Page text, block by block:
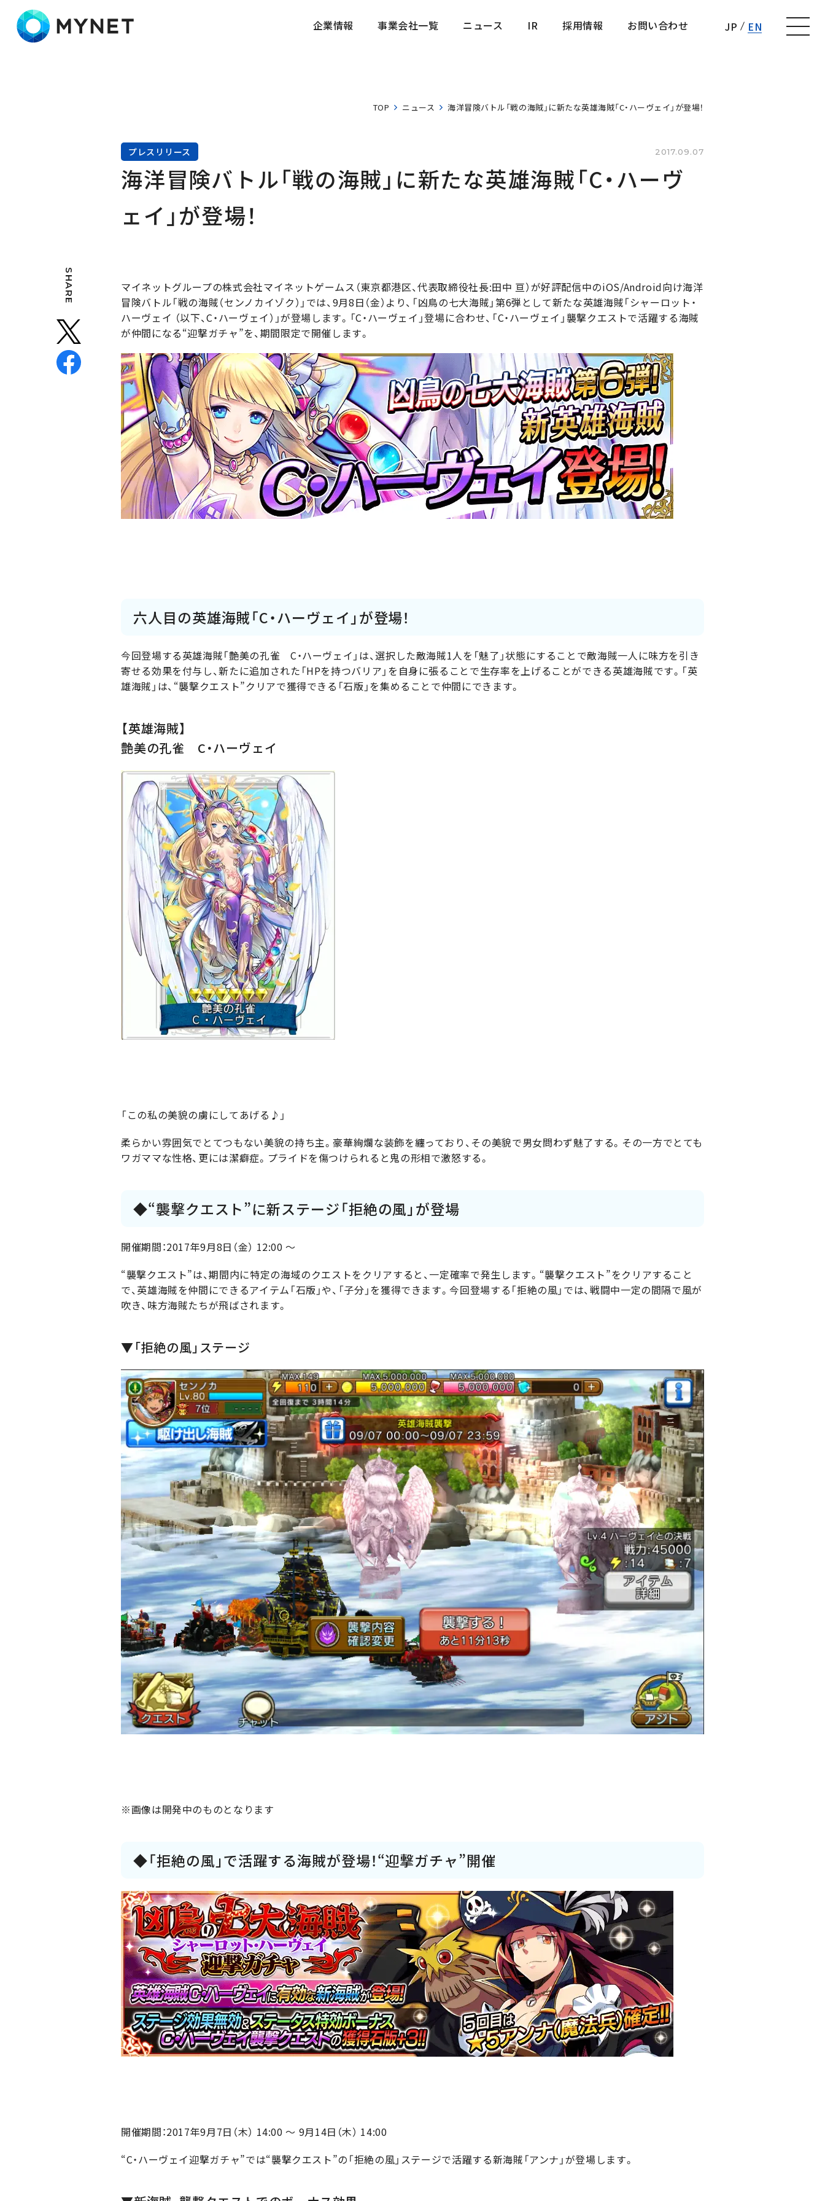
企業情報
事業会社一覧
ニュース
IR
採用情報
お問い合わせ
JP EN
TOP ニュース 海洋冒険バトル「戦の海賊」に新たな英雄海賊「C・ハーヴェイ」が登場！
プレスリリース 2017.09.07
海洋冒険バトル「戦の海賊」に新たな英雄海賊「C・ハーヴ
ェイ」が登場！
SHARE
マイネットグループの株式会社マイネットゲームス（東京都港区、代表取締役社長:田中 亘）が好評配信中のiOS/Android向け海洋
冒険バトル「戦の海賊（センノカイゾク）」では、9月8日（金）より、「凶鳥の七大海賊」第6弾として新たな英雄海賊「シャーロット・
ハーヴェイ （以下、C・ハーヴェイ）」が登場します。「C・ハーヴェイ」登場に合わせ、「C・ハーヴェイ」襲撃クエストで活躍する海賊
が仲間になる“迎撃ガチャ”を、期間限定で開催します。
六人目の英雄海賊「C・ハーヴェイ」が登場！
今回登場する英雄海賊「艶美の孔雀 C・ハーヴェイ」は、選択した敵海賊1人を「魅了」状態にすることで敵海賊一人に味方を引き
寄せる効果を付与し、新たに追加された「HPを持つバリア」を自身に張ることで生存率を上げることができる英雄海賊です。「英
雄海賊」は、“襲撃クエスト”クリアで獲得できる「石版」を集めることで仲間にできます。
【英雄海賊】
艶美の孔雀 C・ハーヴェイ
「この私の美貌の虜にしてあげる♪」
柔らかい雰囲気でとてつもない美貌の持ち主。豪華絢爛な装飾を纏っており、その美貌で男女問わず魅了する。その一方でとても
ワガママな性格、更には潔癖症。プライドを傷つけられると鬼の形相で激怒する。
◆“襲撃クエスト”に新ステージ「拒絶の風」が登場
開催期間：2017年9月8日（金） 12:00 ～
“襲撃クエスト”は、期間内に特定の海域のクエストをクリアすると、一定確率で発生します。“襲撃クエスト”をクリアすること
で、英雄海賊を仲間にできるアイテム「石版」や、「子分」を獲得できます。今回登場する「拒絶の風」では、戦闘中一定の間隔で風が
吹き、味方海賊たちが飛ばされます。
▼「拒絶の風」ステージ
※画像は開発中のものとなります
◆「拒絶の風」で活躍する海賊が登場！“迎撃ガチャ”開催
開催期間：2017年9月7日（木） 14:00 ～ 9月14日（木） 14:00
“C・ハーヴェイ迎撃ガチャ”では“襲撃クエスト”の「拒絶の風」ステージで活躍する新海賊「アンナ」が登場します。